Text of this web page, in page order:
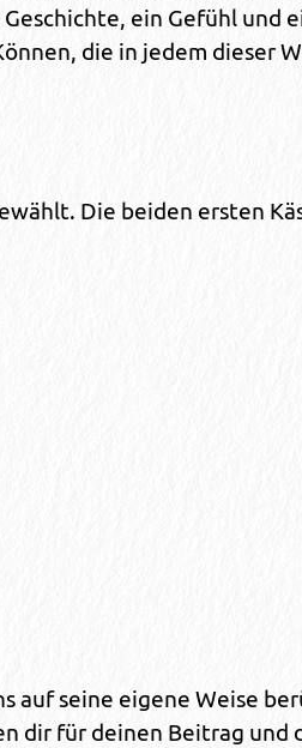
ein Gefühl und
die in jedem dieser
Die beiden ersten
auf seine eigene Weise
dir für deinen Beitrag und